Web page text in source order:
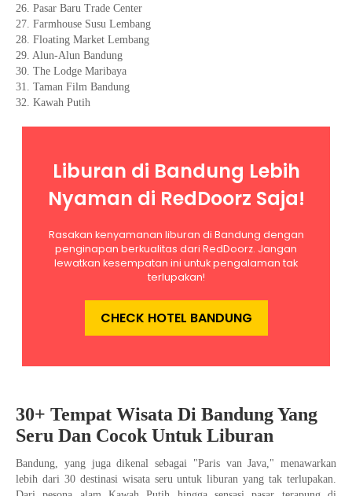
26. Pasar Baru Trade Center
27. Farmhouse Susu Lembang
28. Floating Market Lembang
29. Alun-Alun Bandung
30. The Lodge Maribaya
31. Taman Film Bandung
32. Kawah Putih
30+ Tempat Wisata Di Bandung Yang
Seru Dan Cocok Untuk Liburan
Bandung, yang juga dikenal sebagai "Paris van Java," menawarkan
lebih dari 30 destinasi wisata seru untuk liburan yang tak terlupakan.